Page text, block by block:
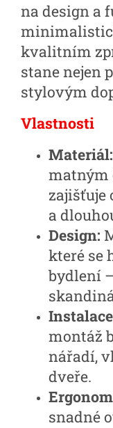
na design a
kvalitním
stane nejen
stylovým
Vlastnosti
Materiál:
matným
zajišťuje
a
Design:
které se
bydlení
montáž
nářadí,
dveře.
snadné